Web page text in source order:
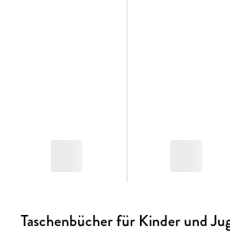
Taschenbücher für Kinder und